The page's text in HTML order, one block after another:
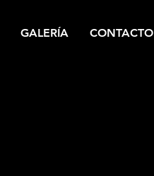
GALERÍA CONTACTO